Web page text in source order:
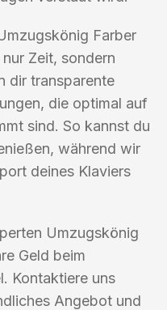
Farber
Zeit, sondern
dir transparente
die optimal auf
sind. So kannst du
während wir
deines Klaviers
Umzugskönig
Geld beim
Kontaktiere uns
Angebot und